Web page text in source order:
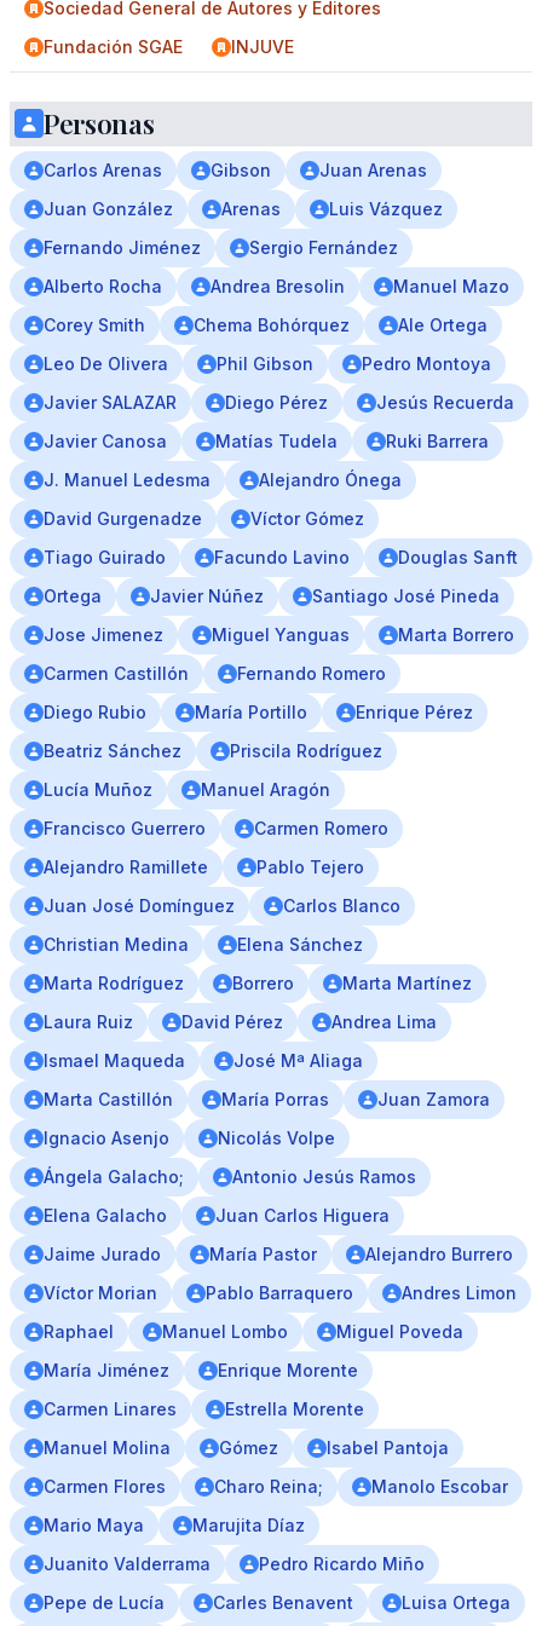
Sociedad General de Autores y Editores
Fundación SGAE
INJUVE
Personas
Carlos Arenas Gibson
Juan Arenas
Juan González
Arenas
Luis Vázquez
Fernando Jiménez
Sergio Fernández
Alberto Rocha
Andrea Bresolin
Manuel Mazo
Corey Smith
Chema Bohórquez
Ale Ortega
Leo De Olivera
Phil Gibson
Pedro Montoya
Javier SALAZAR
Diego Pérez
Jesús Recuerda
Javier Canosa
Matías Tudela
Ruki Barrera
J. Manuel Ledesma
Alejandro Ónega
David Gurgenadze
Víctor Gómez
Tiago Guirado
Facundo Lavino
Douglas Sanft
Ortega
Javier Núñez
Santiago José Pineda
Jose Jimenez
Miguel Yanguas
Marta Borrero
Carmen Castillón
Fernando Romero
Diego Rubio
María Portillo
Enrique Pérez
Beatriz Sánchez
Priscila Rodríguez
Lucía Muñoz
Manuel Aragón
Francisco Guerrero
Carmen Romero
Alejandro Ramillete
Pablo Tejero
Juan José Domínguez
Carlos Blanco
Christian Medina
Elena Sánchez
Marta Rodríguez
Borrero
Marta Martínez
Laura Ruiz
David Pérez
Andrea Lima
Ismael Maqueda
José Mª Aliaga
Marta Castillón
María Porras
Juan Zamora
Ignacio Asenjo
Nicolás Volpe
Ángela Galacho;
Antonio Jesús Ramos
Elena Galacho
Juan Carlos Higuera
Jaime Jurado
María Pastor
Alejandro Burrero
Víctor Morian
Pablo Barraquero
Andres Limon
Raphael
Manuel Lombo
Miguel Poveda
María Jiménez
Enrique Morente
Carmen Linares
Estrella Morente
Manuel Molina
Gómez
Isabel Pantoja
Carmen Flores
Charo Reina;
Manolo Escobar
Mario Maya
Marujita Díaz
Juanito Valderrama
Pedro Ricardo Miño
Pepe de Lucía
Carles Benavent Luisa Ortega